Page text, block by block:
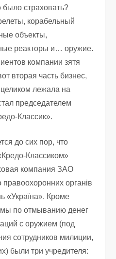
страховать?
корабельный
объекты,
реакторы и… оружие.
компании зятя
вторая часть бизнес,
лежала на
председателем
Классик».
до сих пор, что
Классиком»
компания ЗАО
правоохоронних органiв
«Україна». Кроме
по отмыванию денег
с оружием (под
сотрудников милиции,
были три учредителя: